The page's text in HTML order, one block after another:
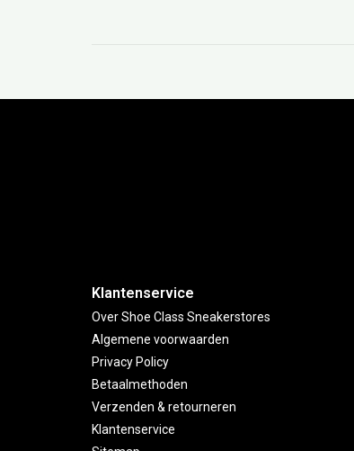
Klantenservice
Over Shoe Class Sneakerstores
Algemene voorwaarden
Privacy Policy
Betaalmethoden
Verzenden & retourneren
Klantenservice